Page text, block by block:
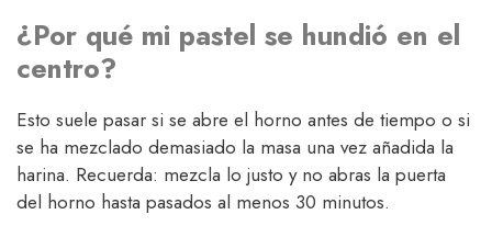
¿Por qué mi pastel se hundió en el
centro?
Esto suele pasar si se abre el horno antes de tiempo o si
se ha mezclado demasiado la masa una vez añadida la
harina. Recuerda: mezcla lo justo y no abras la puerta
del horno hasta pasados al menos 30 minutos.